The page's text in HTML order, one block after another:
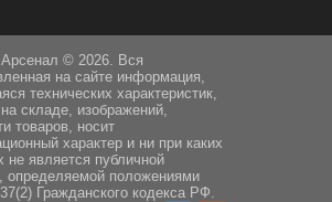
Арсенал © 2026. Вся
на сайте информация,
технических характеристик,
складе, изображений,
товаров, носит
характер и ни при каких
не является публичной
определяемой положениями
Гражданского кодекса РФ.